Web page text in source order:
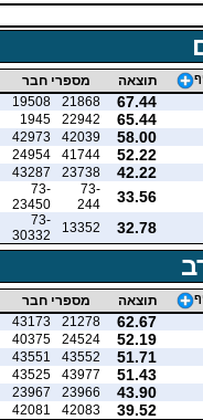
תוצאה מספרי חבר
67.44
21868
19508
65.44
22942
1945
58.00
42039
42973
52.22
41744
24954
42.22
23738
43287
33.56
73-
244
73-
23450
32.78
13352
73-
30332
תוצאה מספרי חבר
62.67
21278
43173
52.19
24524
40375
51.71
43552
43551
51.43
43977
43525
43.90
23966
23967
39.52
42083
42081